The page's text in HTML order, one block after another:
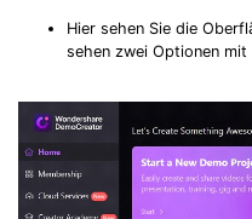
Hier sehen Sie die
sehen zwei Optionen